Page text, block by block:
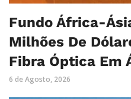
Fundo África-
Milhões De
Fibra Óptica Em
6 de Agosto, 2026